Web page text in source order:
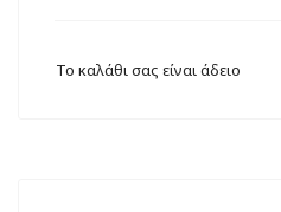
Το καλάθι σας είναι άδειο